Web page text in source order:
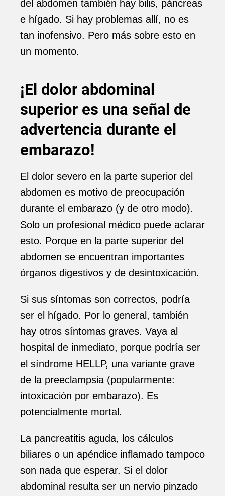
del abdomen también hay bilis, páncreas
e hígado. Si hay problemas allí, no es
tan inofensivo. Pero más sobre esto en
un momento.
¡El dolor abdominal
superior es una señal de
advertencia durante el
embarazo!
El dolor severo en la parte superior del
abdomen es motivo de preocupación
durante el embarazo (y de otro modo).
Solo un profesional médico puede aclarar
esto. Porque en la parte superior del
abdomen se encuentran importantes
órganos digestivos y de desintoxicación.
Si sus síntomas son correctos, podría
ser el hígado. Por lo general, también
hay otros síntomas graves. Vaya al
hospital de inmediato, porque podría ser
el síndrome HELLP, una variante grave
de la preeclampsia (popularmente:
intoxicación por embarazo). Es
potencialmente mortal.
La pancreatitis aguda, los cálculos
biliares o un apéndice inflamado tampoco
son nada que esperar. Si el dolor
abdominal resulta ser un nervio pinzado